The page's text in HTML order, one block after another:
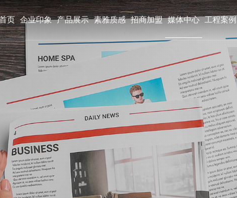
页 企业印象 产品展示 素雅质感 招商加盟 媒体中心 工程案例